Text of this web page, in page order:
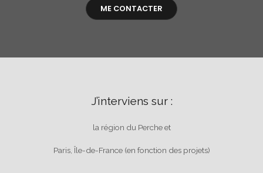
ME CONTACTER
J’interviens sur :
la région du Perche et
Paris, Île-de-France (en fonction des projets)